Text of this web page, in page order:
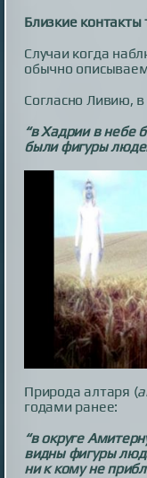
Близкие контакты
Случаи когда
обычно
Согласно Ливию, в
“в Хадрии в небе
были фигуры
Природа алтаря (
годами ранее:
“в округе
видны фигуры
ни к кому не